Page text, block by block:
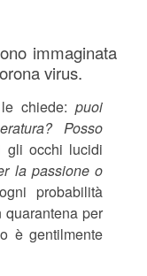
immaginata
virus.
le chiede:puoi
Posso
occhi lucidi
la passione o
probabilità
per
è gentilmente